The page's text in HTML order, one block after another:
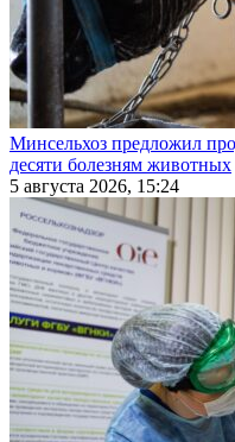
Минсельхоз предложил
десяти болезням животных
5 августа 2026, 15:24